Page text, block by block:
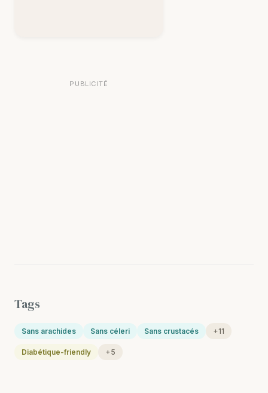
PUBLICITÉ
Tags
Sans arachides Sans céleri Sans crustacés +11
Diabétique-friendly +5